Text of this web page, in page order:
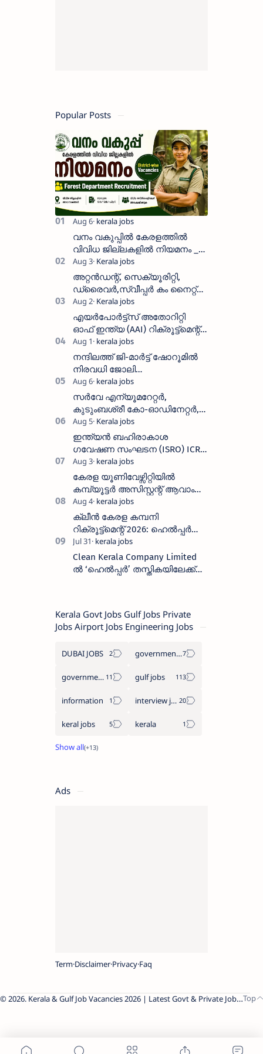
Popular Posts
വനം വകുപ്പിൽ കേരളത്തിൽ
വിവിധ ജില്ലകളിൽ നിയമനം _
Forest Department Recruitment |
District-wise Vacancies
അറ്റൻഡന്റ്, സെക്യൂരിറ്റി,
ഡ്രൈവർ,സ്വീപ്പർ കം നൈറ്റ്
വാച്ച്മാൻ തുടങ്ങി നിരവധി
ഒഴിവുകൾ
എയർപോർട്ട്സ് അതോറിറ്റി
ഓഫ് ഇന്ത്യ (AAI) റിക്രൂട്ട്മെന്റ്
2026: 800+ ഒഴിവുകൾ,
അപേക്ഷിക്കാനുള്ള അവസാന
തീയതി സെപ്റ്റംബർ 7
നന്ദിലത്ത് ജി-മാർട്ട് ഷോറൂമിൽ
നിരവധി ജോലി
ഒഴിവുകൾ|Nandilath G-Mart
Showroom vacancies 2026
സർവേ എന്യൂമറേറ്റർ,
കുടുംബശ്രീ കോ-ഓഡിനേറ്റർ,
ആശ വർക്കർ ഒഴിവുകളിൽ
അപേക്ഷിക്കാം
ഇന്ത്യൻ ബഹിരാകാശ
ഗവേഷണ സംഘടന (ISRO) ICRB
യിൽ ജോലി അവസരം :ശമ്പളം
25, 500 രൂപ മുതൽ
കേരള യൂണിവേഴ്സിറ്റിയിൽ
കമ്പ്യൂട്ടർ അസിസ്റ്റന്റ് ആവാം
:അവസാന തീയതി: ഓഗസ്റ്റ് 5 ന്
ക്ലീൻ കേരള കമ്പനി
റിക്രൂട്ട്മെന്റ് 2026: ഹെൽപ്പർ
തസ്തികയിലേക്ക് ഓഗസ്റ്റ് 5-ന്
വാക്ക് ഇൻ ഇന്റർവ്യൂ
Clean Kerala Company Limited
ൽ ‘ഹെൽപ്പർ’ തസ്തികയിലേക്ക്
Kerala Govt Jobs Gulf Jobs Private
Jobs Airport Jobs Engineering Jobs
DUBAI JOBS government information
government jobs gulf jobs
information interview jobs
keral jobs kerala
Ads
Term Disclaimer Privacy Faq
2026. Kerala & Gulf Job Vacancies 2026 | Latest Govt & Private Jobs .